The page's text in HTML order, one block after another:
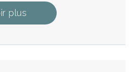
plus